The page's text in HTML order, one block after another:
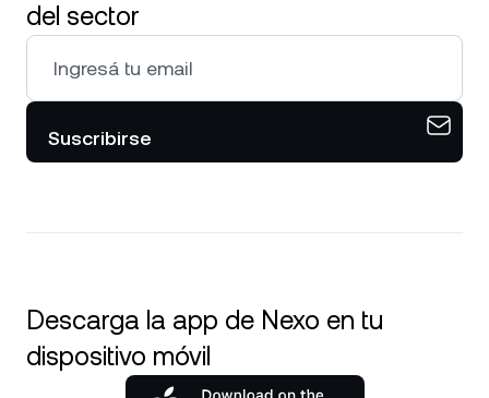
del sector
Suscribirse
Descarga la app de Nexo en tu
dispositivo móvil